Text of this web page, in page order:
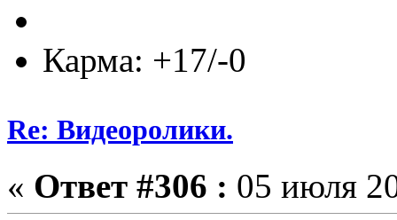
Карма: +17/-0
Re: Видеоролики.
« Ответ #306 : 05 июля